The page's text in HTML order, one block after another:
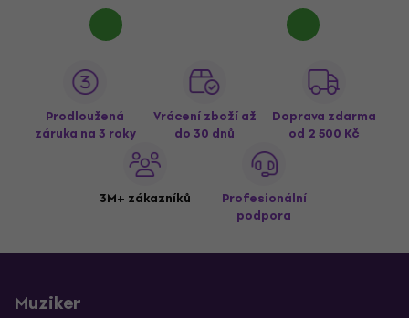
Prodloužená
záruka na 3 roky
Vrácení zboží až
do 30 dnů
Doprava zdarma
od 2 500 Kč
3M+ zákazníků
Profesionální
podpora
Muziker